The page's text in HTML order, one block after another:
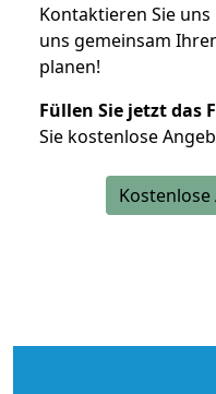
Kontaktieren Sie
uns gemeinsam
planen!
Füllen Sie jetzt das
Sie kostenlose